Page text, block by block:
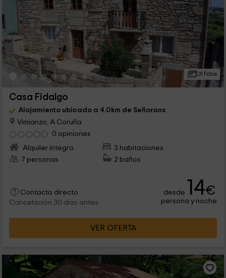
31 Fotos
Casa Fidalgo
Alojamiento ubicado a 4.0km de Señorans
Vimianzo, A Coruña
0 opiniones
Alquiler íntegro
3 habitaciones
7 personas
2 baños
Contacto directo
Cancelación 30 días antes
desde 14€
persona y noche
VER OFERTA